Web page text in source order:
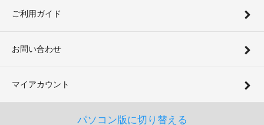
ご利用ガイド
お問い合わせ
マイアカウント
パソコン版に切り替える